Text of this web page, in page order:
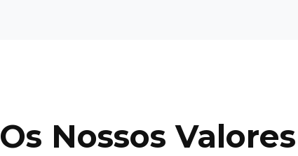
Os Nossos Valores